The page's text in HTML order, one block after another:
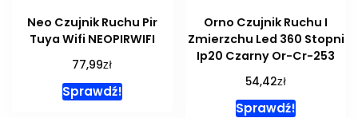
Neo Czujnik Ruchu Pir
Tuya Wifi NEOPIRWIFI
77,99zł
Sprawdź!
Orno Czujnik Ruchu I
Zmierzchu Led 360 Stopni
Ip20 Czarny Or-Cr-253
54,42zł
Sprawdź!